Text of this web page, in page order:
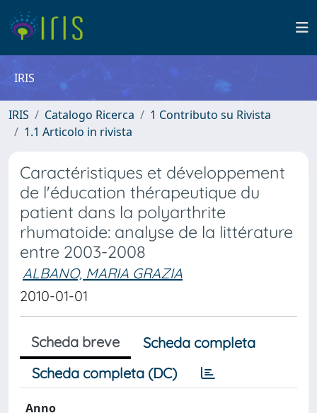
IRIS
IRIS Catalogo Ricerca
1 Contributo su Rivista
1.1 Articolo in rivista
Caractéristiques et développement
de l'éducation thérapeutique du
patient dans la polyarthrite
rhumatoide: analyse de la littérature
entre 2003-2008
ALBANO, MARIA GRAZIA
2010-01-01
Scheda breve
Scheda completa
Scheda completa (DC)
Anno